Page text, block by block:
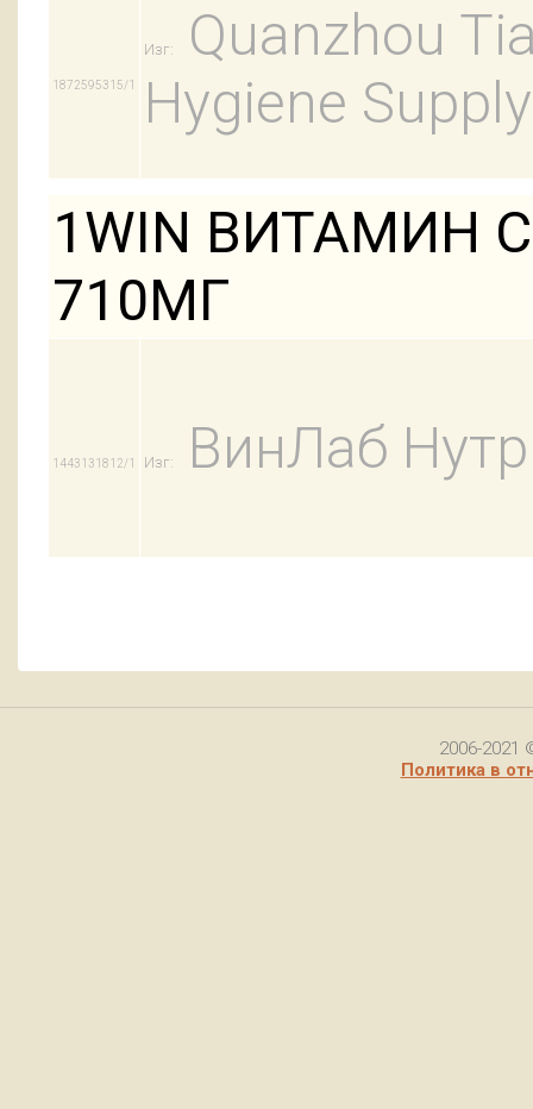
1872595315/1
Изг:
Quanzhou
Hygiene
1WIN ВИТАМИН
710МГ
1443131812/1 Изг: ВинЛаб
2006-2021
Политика в